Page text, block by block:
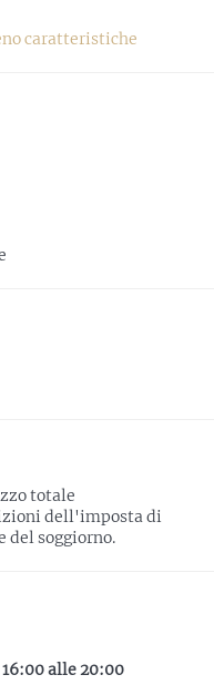
caratteristiche
totale
dell'imposta di
del soggiorno.
alle 20:00